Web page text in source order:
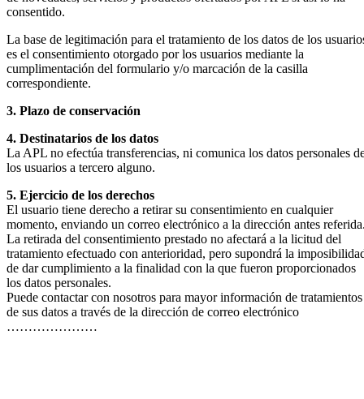
consentido.
La base de legitimación para el tratamiento de los datos de los
es el consentimiento otorgado por los usuarios mediante la
cumplimentación del formulario y/o marcación de la casilla
correspondiente.
3. Plazo de conservación
4. Destinatarios de los datos
La APL no efectúa transferencias, ni comunica los datos personales
los usuarios a tercero alguno.
5. Ejercicio de los derechos
El usuario tiene derecho a retirar su consentimiento en cualquier
momento, enviando un correo electrónico a la dirección antes
La retirada del consentimiento prestado no afectará a la licitud del
tratamiento efectuado con anterioridad, pero supondrá la
de dar cumplimiento a la finalidad con la que fueron proporcionados
los datos personales.
Puede contactar con nosotros para mayor información de tratamientos
de sus datos a través de la dirección de correo electrónico
…………………